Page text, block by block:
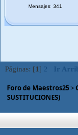
Mensajes: 341
Páginas: [1] 2 Ir
Foro de Maestros25>
SUSTITUCIONES)